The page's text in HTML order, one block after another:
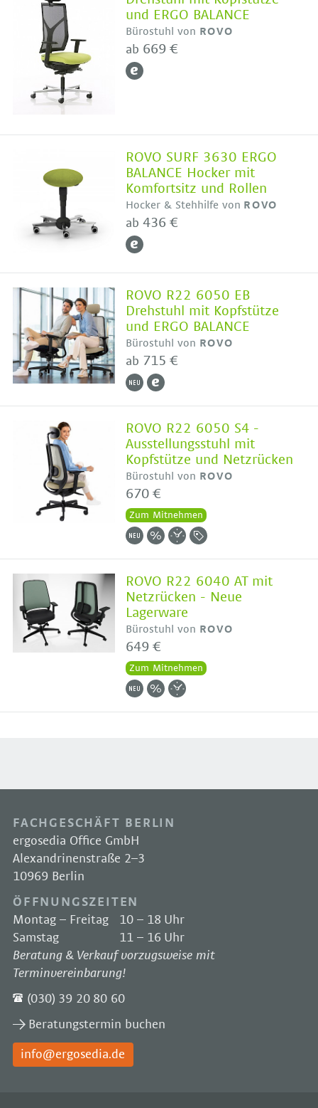
und ERGO BALANCE
Bürostuhl von ROVO
ab 669 €
ROVO SURF 3630 ERGO
BALANCE Hocker mit
Komfortsitz und Rollen
Hocker & Stehhilfe von ROVO
ab 436 €
ROVO R22 6050 EB
Drehstuhl mit Kopfstütze
und ERGO BALANCE
Bürostuhl von ROVO
ab 715 €
ROVO R22 6050 S4 -
Ausstellungsstuhl mit
Kopfstütze und Netzrücken
Bürostuhl von ROVO
670 €
Zum Mitnehmen
ROVO R22 6040 AT mit
Netzrücken - Neue
Lagerware
Bürostuhl von ROVO
649 €
Zum Mitnehmen
FACHGESCHÄFT BERLIN
ergosedia Office GmbH
Alexandrinenstraße 2–3
10969 Berlin
ÖFFNUNGSZEITEN
Montag – Freitag
10 – 18 Uhr
Samstag
11 – 16 Uhr
Beratung & Verkauf vorzugsweise mit
Terminvereinbarung!
(030) 39 20 80 60
Beratungstermin buchen
info@ergosedia.de